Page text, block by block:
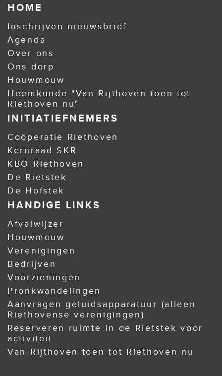
HOME
Inschrijven nieuwsbrief
Agenda
Over ons
Ons dorp
Houwmouw
Heemkunde "Van Rijthoven toen tot
Riethoven nu"
INITIATIEFNEMERS
Coöperatie Riethoven
Kernraad SKR
KBO Riethoven
De Rietstek
De Hofstek
HANDIGE LINKS
Afvalwijzer
Houwmouw
Verenigingen
Bedrijven
Voorzieningen
Pronkwandelingen
Aanvragen geluidsapparatuur (alleen
Riethovense verenigingen)
Reserveren ruimte in de Rietstek voor
activiteit
Van Rijthoven toen tot Riethoven nu